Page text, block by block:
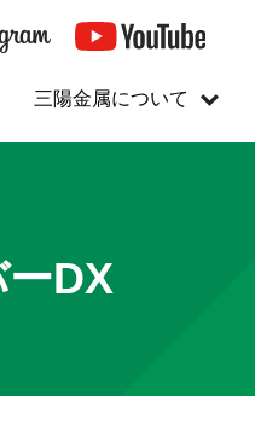
三陽金属について
DX